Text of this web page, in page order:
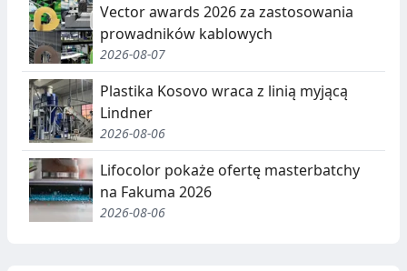
Vector awards 2026 za zastosowania
prowadników kablowych
2026-08-07
Plastika Kosovo wraca z linią myjącą
Lindner
2026-08-06
Lifocolor pokaże ofertę masterbatchy
na Fakuma 2026
2026-08-06